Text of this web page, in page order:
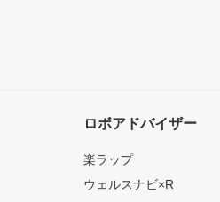
ロボアドバイザー
楽ラップ
ウェルスナビ×R